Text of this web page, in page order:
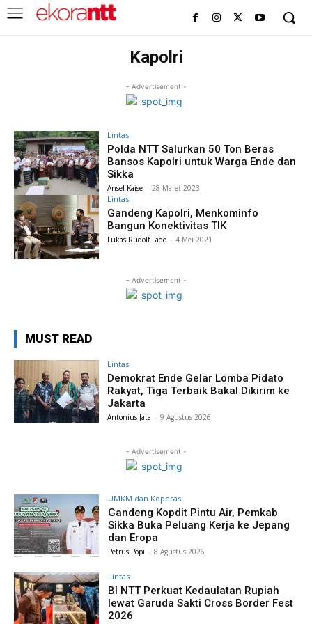
Kapolri
- Advertisement -
Lintas
Polda NTT Salurkan 50 Ton Beras
Bansos Kapolri untuk Warga Ende dan
Sikka
Ansel Kaise - 28 Maret 2023
Lintas
Gandeng Kapolri, Menkominfo
Bangun Konektivitas TIK
Lukas Rudolf Lado - 4 Mei 2021
- Advertisement -
MUST READ
Lintas
Demokrat Ende Gelar Lomba Pidato
Rakyat, Tiga Terbaik Bakal Dikirim ke
Jakarta
Antonius Jata - 9 Agustus 2026
- Advertisement -
UMKM dan Koperasi
Gandeng Kopdit Pintu Air, Pemkab
Sikka Buka Peluang Kerja ke Jepang
dan Eropa
Petrus Popi - 8 Agustus 2026
Lintas
BI NTT Perkuat Kedaulatan Rupiah
lewat Garuda Sakti Cross Border Fest
2026